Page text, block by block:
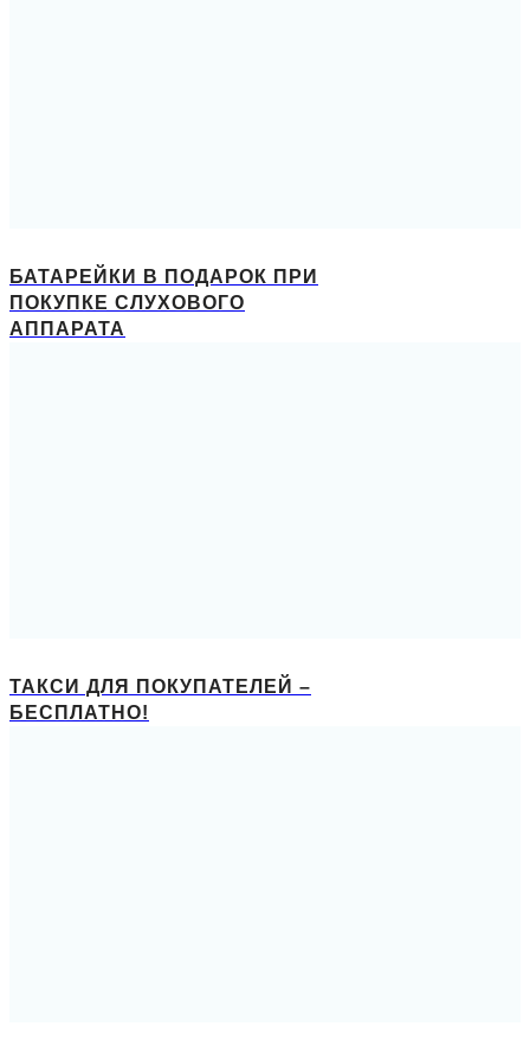
БАТАРЕЙКИ В ПОДАРОК ПРИ
ПОКУПКЕ СЛУХОВОГО
АППАРАТА
ТАКСИ ДЛЯ ПОКУПАТЕЛЕЙ –
БЕСПЛАТНО!